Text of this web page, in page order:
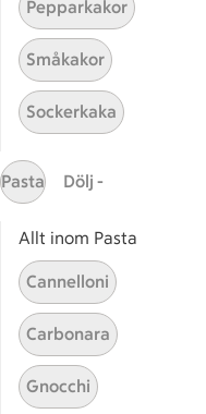
Här hittar du alla
Start
Pepparkakor
Småkakor
Sockerkaka
Pasta Dölj -
Allt inom Pasta
Cannelloni
Carbonara
Gnocchi